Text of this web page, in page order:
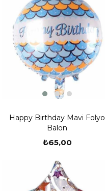
Happy Birthday Mavi Folyo
Balon
₺65,00